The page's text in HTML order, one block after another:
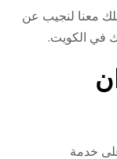
معنا لنجيب عن
في الكويت.
خدمة